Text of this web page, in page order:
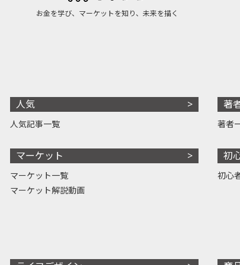
お金を学び、マーケットを知り、未来を描く
人気
人気記事一覧
マーケット
マーケット一覧
マーケット解説動画
著
著者
初
初心